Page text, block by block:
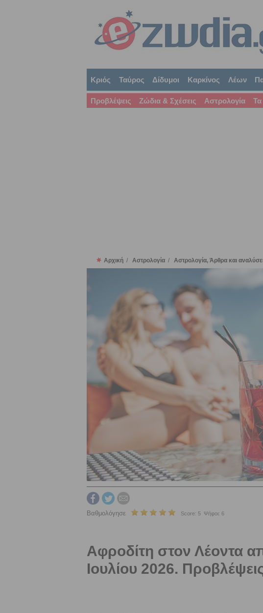
Κριός Ταύρος Δίδυμοι Καρκίνος Λέων
Προβλέψεις Ζώδια & Σχέσεις Αστρολογία Τα
Αρχική / Αστρολογία / Αστρολογία, Άρθρα και
Βαθμολόγησε Score: 5 Ψήφοι: 6
Αφροδίτη στον Λέοντα
Ιουλίου 2026.